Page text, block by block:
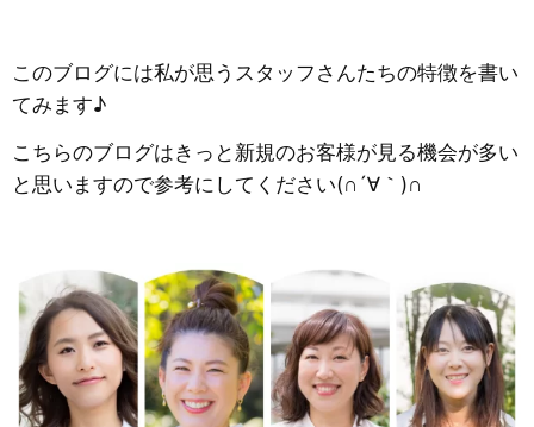
このブログには私が思うスタッフさんたちの特徴を書い
てみます♪
こちらのブログはきっと新規のお客様が見る機会が多い
と思いますので参考にしてください(∩´∀｀)∩